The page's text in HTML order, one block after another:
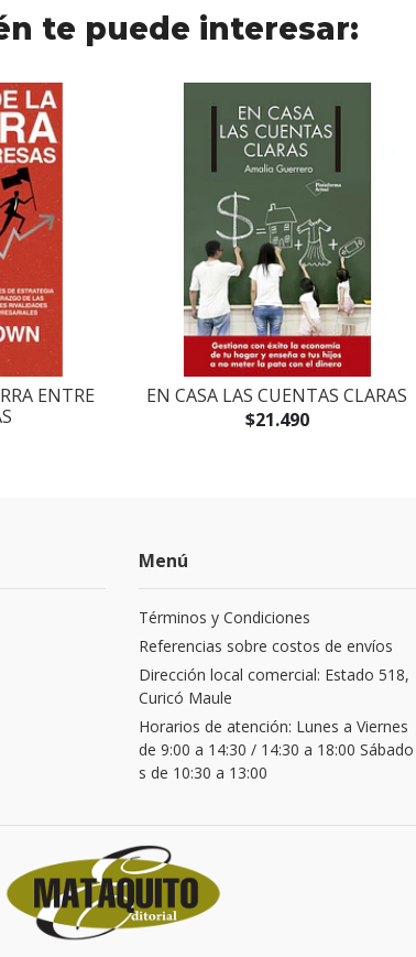
te puede interesar:
ENTRE
EN CASA LAS CUENTAS CLARAS
$21.490
Menú
Términos y Condiciones
Referencias sobre costos de envíos
Dirección local comercial: Estado 518,
Curicó Maule
Horarios de atención: Lunes a Viernes
de 9:00 a 14:30 / 14:30 a 18:00 Sábado
s de 10:30 a 13:00